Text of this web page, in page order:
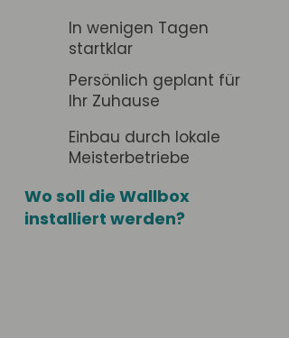
In wenigen Tagen
startklar
Persönlich geplant für
Ihr Zuhause
Einbau durch lokale
Meisterbetriebe
Wo soll die Wallbox
installiert werden?